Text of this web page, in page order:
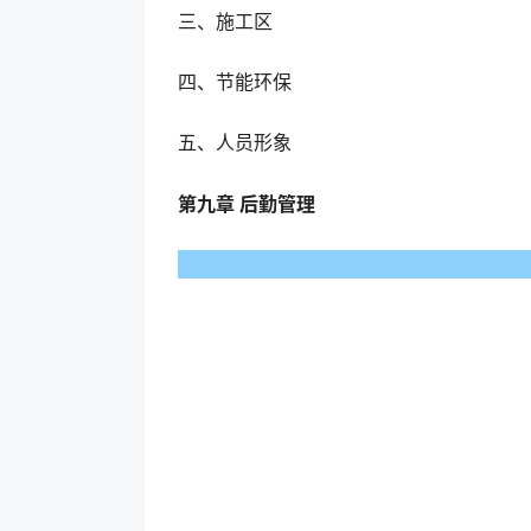
三、施工区
四、节能环保
五、人员形象
第九章 后勤管理